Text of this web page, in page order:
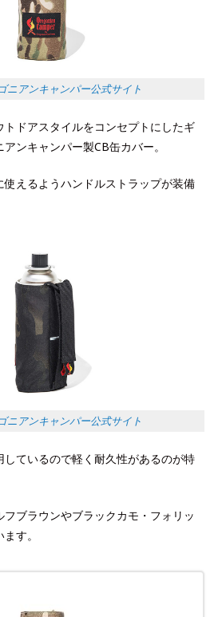
ニアンキャンパー公式サイト
ドアスタイルをコンセプトにしたギ
ンキャンパー製CB缶カバー。
使えるようハンドルストラップが装備
ニアンキャンパー公式サイト
ているので軽く耐久性があるのが特
ブラウンやブラックカモ・フォリッ
す。